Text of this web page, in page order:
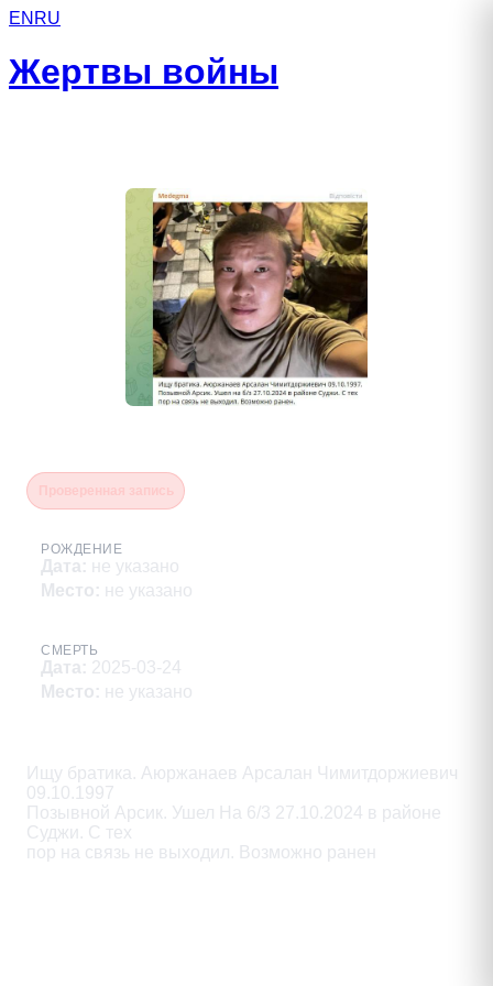
EN RU
Жертвы войны
РОЖДЕНИЕ
Дата: не указано
Место: не указано
СМЕРТЬ
Дата: 2025-03-24
Место: не указано
Ищу братика. Аюржанаев Арсалан Чимитдоржиевич
09.10.1997
Позывной Арсик. Ушел Ha 6/3 27.10.2024 в районе
Суджи. С тех
пор на связь не выходил. Возможно ранен